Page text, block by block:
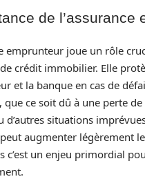
de l’assurance
emprunteur joue un rôle
crédit immobilier. Elle
et la banque en cas de
que ce soit dû à une perte
d’autres situations
augmenter légèrement
c’est un enjeu primordial